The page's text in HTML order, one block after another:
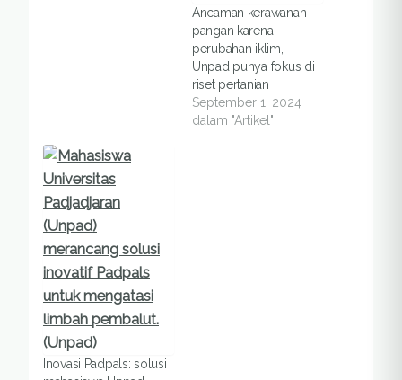
Ancaman kerawanan
pangan karena
perubahan iklim,
Unpad punya fokus di
riset pertanian
September 1, 2024
dalam "Artikel"
Inovasi Padpals: solusi